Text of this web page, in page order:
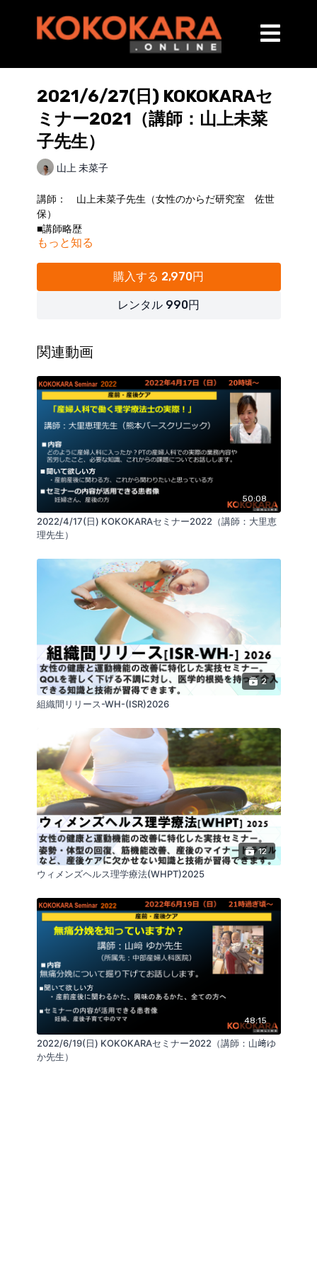
2021/6/27(日) KOKOKARAセ
ミナー2021（講師：山上未菜
子先生）
山上 未菜子
講師： 山上未菜子先生（女性のからだ研究室 佐世
保）
■講師略歴
略歴：愛知みずほ大学 人間科学部 人間科学科 健
長崎リハビリテーション学院 理学療法学科卒
＜ケースレポート＞
３．対象：
・産前産後ケアに関わる全ての方【パートナーやご自
身のトラブルのケア含む】
・ISR®︎を用いた産前産後ケアのターゲットを知りたい
4．セミナーの内容が活用できる患者像：乳腺炎、乳腺
症、肩こり、頭痛にお悩みの方
もっと知る
購入する 2,970円
レンタル 990円
関連動画
50:08
2022/4/17(日) KOKOKARAセミナー2022（講師：大里恵
理先生）
2
組織間リリース-WH-(ISR)2026
12
ウィメンズヘルス理学療法(WHPT)2025
48:15
2022/6/19(日) KOKOKARAセミナー2022（講師：山﨑ゆ
か先生）